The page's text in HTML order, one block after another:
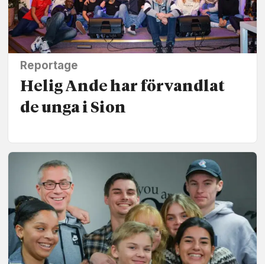
Reportage
Helig Ande har förvandlat
de unga i Sion